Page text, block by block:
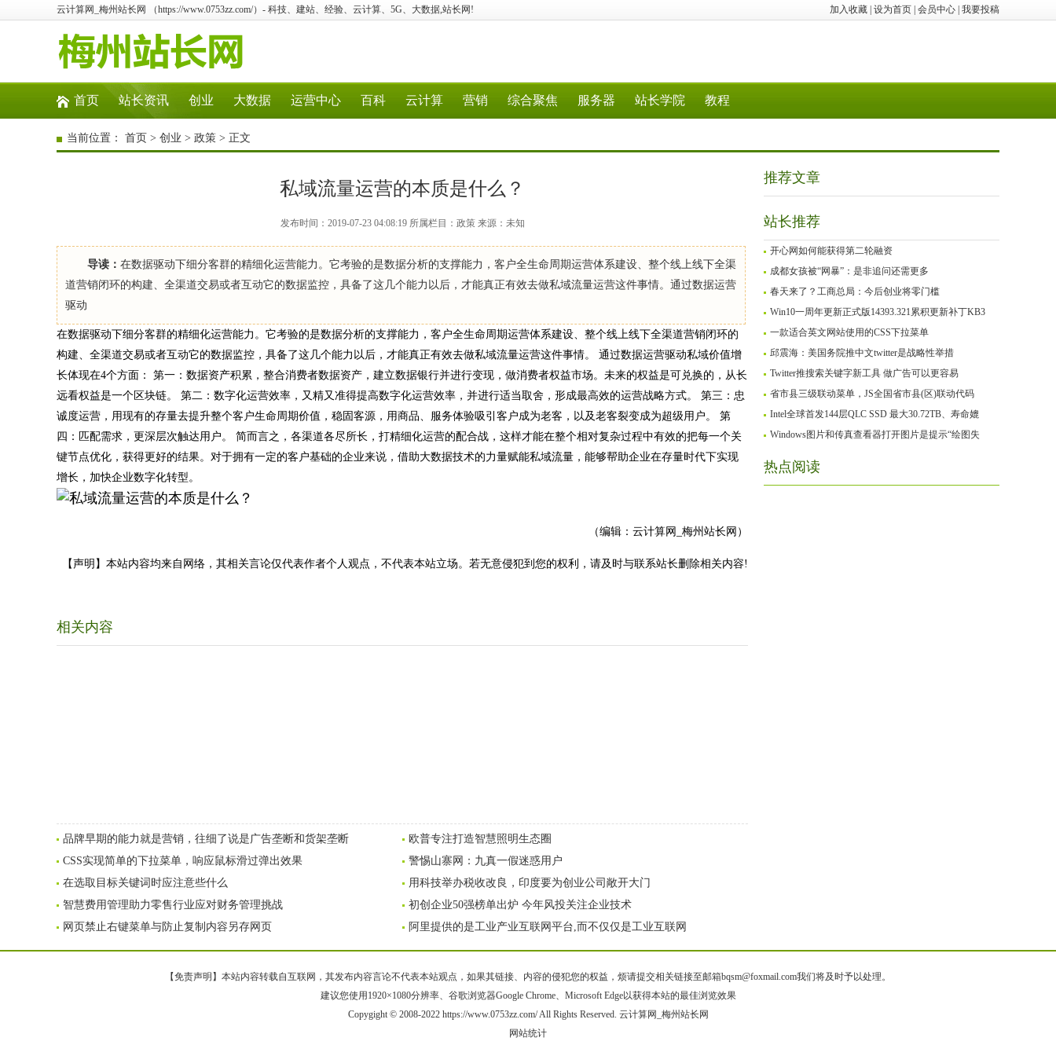
加入收藏 设为首页 会员中心 我要投稿
云计算网_梅州站长网 （https://www.0753zz.com/）- 科技、建站、经验、云计算、5G、大数据,站长网!
首页 站长资讯 创业 大数据 运营中心 百科 云计算 营销 综合聚焦 服务器 站长学院 教程
当前位置： 首页 > 创业 > 政策 > 正文
私域流量运营的本质是什么？
发布时间：2019-07-23 04:08:19 所属栏目：政策 来源：未知
导读： 在数据驱动下细分客群的精细化运营能力。它考验的是数据分析的支撑能力，客户全生命周期运营体系建设、整个线上线下全渠
道营销闭环的构建、全渠道交易或者互动它的数据监控，具备了这几个能力以后，才能真正有效去做私域流量运营这件事情。通过数据运营
驱动
在数据驱动下细分客群的精细化运营能力。它考验的是数据分析的支撑能力，客户全生命周期运营体系建设、整个线上线下全渠道营销闭环的
构建、全渠道交易或者互动它的数据监控，具备了这几个能力以后，才能真正有效去做私域流量运营这件事情。 通过数据运营驱动私域价值增
长体现在4个方面： 第一：数据资产积累，整合消费者数据资产，建立数据银行并进行变现，做消费者权益市场。未来的权益是可兑换的，从长
远看权益是一个区块链。 第二：数字化运营效率，又精又准得提高数字化运营效率，并进行适当取舍，形成最高效的运营战略方式。 第三：忠
诚度运营，用现有的存量去提升整个客户生命周期价值，稳固客源，用商品、服务体验吸引客户成为老客，以及老客裂变成为超级用户。 第
四：匹配需求，更深层次触达用户。 简而言之，各渠道各尽所长，打精细化运营的配合战，这样才能在整个相对复杂过程中有效的把每一个关
键节点优化，获得更好的结果。对于拥有一定的客户基础的企业来说，借助大数据技术的力量赋能私域流量，能够帮助企业在存量时代下实现
增长，加快企业数字化转型。
（编辑：云计算网_梅州站长网）
【声明】本站内容均来自网络，其相关言论仅代表作者个人观点，不代表本站立场。若无意侵犯到您的权利，请及时与联系站长删除相关内容!
相关内容
品牌早期的能力就是营销，往细了说是广告垄断和货架垄断
欧普专注打造智慧照明生态圈
CSS实现简单的下拉菜单，响应鼠标滑过弹出效果
警惕山寨网：九真一假迷惑用户
在选取目标关键词时应注意些什么
用科技举办税收改良，印度要为创业公司敞开大门
智慧费用管理助力零售行业应对财务管理挑战
初创企业50强榜单出炉 今年风投关注企业技术
网页禁止右键菜单与防止复制内容另存网页
阿里提供的是工业产业互联网平台,而不仅仅是工业互联网
推荐文章
站长推荐
开心网如何能获得第二轮融资
成都女孩被“网暴”：是非追问还需更多
春天来了？工商总局：今后创业将零门槛
Win10一周年更新正式版14393.321累积更新补丁KB3
一款适合英文网站使用的CSS下拉菜单
邱震海：美国务院推中文twitter是战略性举措
Twitter推搜索关键字新工具 做广告可以更容易
省市县三级联动菜单，JS全国省市县(区)联动代码
Intel全球首发144层QLC SSD 最大30.72TB、寿命媲
Windows图片和传真查看器打开图片是提示“绘图失
热点阅读
【免责声明】本站内容转载自互联网，其发布内容言论不代表本站观点，如果其链接、内容的侵犯您的权益，烦请提交相关链接至邮箱bqsm@foxmail.com我们将及时予以处理。
建议您使用1920×1080分辨率、谷歌浏览器Google Chrome、Microsoft Edge以获得本站的最佳浏览效果
Copygight © 2008-2022 https://www.0753zz.com/ All Rights Reserved. 云计算网_梅州站长网
网站统计